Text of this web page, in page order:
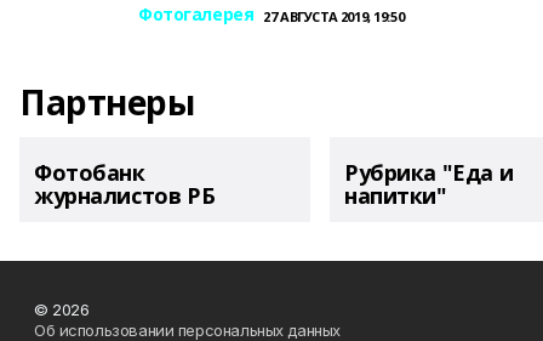
Фотогалерея 27 АВГУСТА 2019, 19:50
Партнеры
Фотобанк
журналистов РБ
Рубрика "Еда и
напитки"
© 2026
Об использовании персональных данных